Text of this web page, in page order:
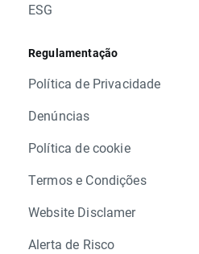
ESG
Regulamentação
Política de Privacidade
Denúncias
Política de cookie
Termos e Condições
Website Disclamer
Alerta de Risco